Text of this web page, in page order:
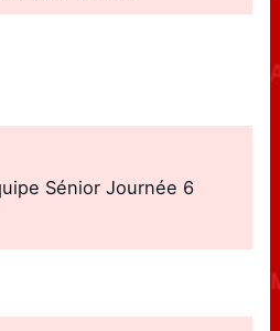
Sénior Journée 6